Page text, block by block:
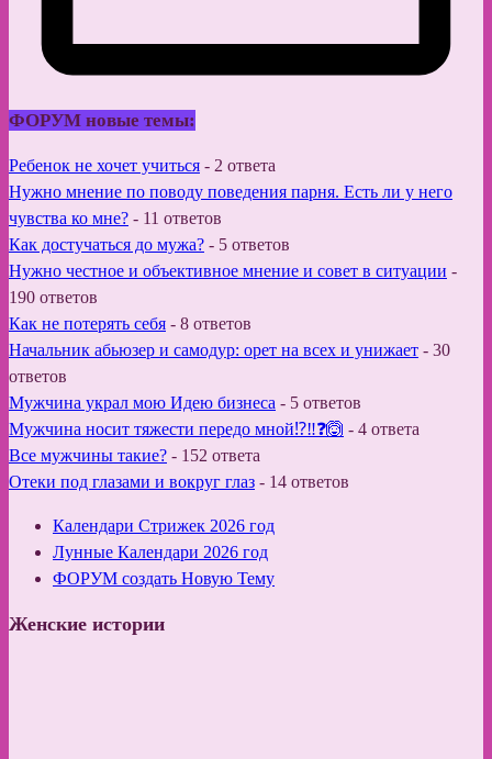
ФОРУМ новые темы:
Ребенок не хочет учиться - 2 ответа
Нужно мнение по поводу поведения парня. Есть ли у него
чувства ко мне? - 11 ответов
Как достучаться до мужа? - 5 ответов
Нужно честное и объективное мнение и совет в ситуации -
190 ответов
Как не потерять себя - 8 ответов
Начальник абьюзер и самодур: орет на всех и унижает - 30
ответов
Мужчина украл мою Идею бизнеса - 5 ответов
Мужчина носит тяжести передо мной⁉️‼️❓🙆 - 4 ответа
Все мужчины такие? - 152 ответа
Отеки под глазами и вокруг глаз - 14 ответов
Календари Стрижек 2026 год
Лунные Календари 2026 год
ФОРУМ создать Новую Тему
Женские истории